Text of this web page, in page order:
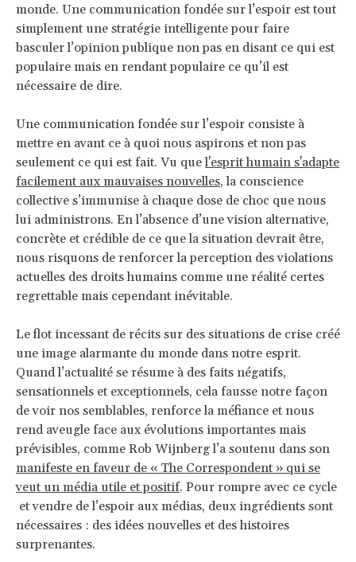
monde. Une communication fondée sur l’espoir est tout
simplement une stratégie intelligente pour faire
basculer l’opinion publique non pas en disant ce qui est
populaire mais en rendant populaire ce qu’il est
nécessaire de dire.
Une communication fondée sur l’espoir consiste à
mettre en avant ce à quoi nous aspirons et non pas
seulement ce qui est fait. Vu quel'esprit humain s'adapte
facilement aux mauvaises nouvelles, la conscience
collective s’immunise à chaque dose de choc que nous
lui administrons. En l’absence d’une vision alternative,
concrète et crédible de ce que la situation devrait être,
nous risquons de renforcer la perception des violations
actuelles des droits humains comme une réalité certes
regrettable mais cependant inévitable.
Le flot incessant de récits sur des situations de crise créé
une image alarmante du monde dans notre esprit.
Quand l’actualité se résume à des faits négatifs,
sensationnels et exceptionnels, cela fausse notre façon
de voir nos semblables, renforce la méfiance et nous
rend aveugle face aux évolutions importantes mais
prévisibles, comme Rob Wijnberg l’a soutenu dans son
manifeste en faveur de « The Correspondent » qui se
veut un média utile et positif. Pour rompre avec ce cycle
et vendre de l’espoir aux médias, deux ingrédients sont
nécessaires : des idées nouvelles et des histoires
surprenantes.